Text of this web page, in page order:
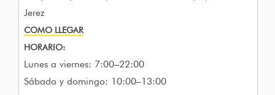
Jerez
COMO LLEGAR
HORARIO:
Lunes a viernes: 7:00–22:00
Sábado y domingo: 10:00–13:00